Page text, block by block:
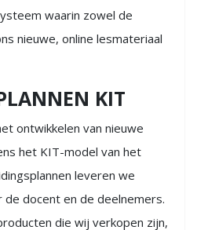
waarin zowel de
nieuwe, online lesmateriaal
KIT
ontwikkelen van nieuwe
het KIT-model van het
leveren we
de docent en de deelnemers.
die wij verkopen zijn,